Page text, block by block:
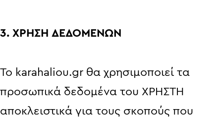
3. ΧΡΗΣΗ ΔΕΔΟΜΕΝΩΝ
Το karahaliou.gr θα χρησιμοποιεί τα
προσωπικά δεδομένα του ΧΡΗΣΤΗ
αποκλειστικά για τους σκοπούς που